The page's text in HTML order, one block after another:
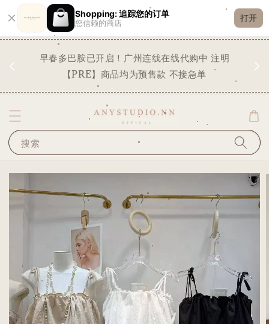
Shopping: 追踪您的订单
您信赖的商店
打开
早春多巴胺已开启！广州连线在线代购中 注明
【PRE】商品均为预售款 不接急单
搜索